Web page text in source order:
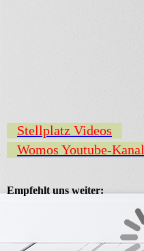
Stellplatz Videos
Womos Youtube-Kanal
Empfehlt uns weiter: